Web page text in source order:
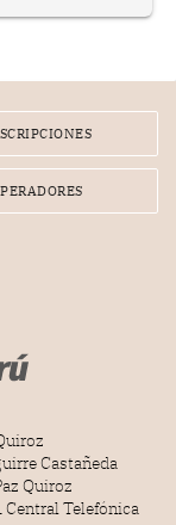
Castañeda
Quiroz
Telefónica